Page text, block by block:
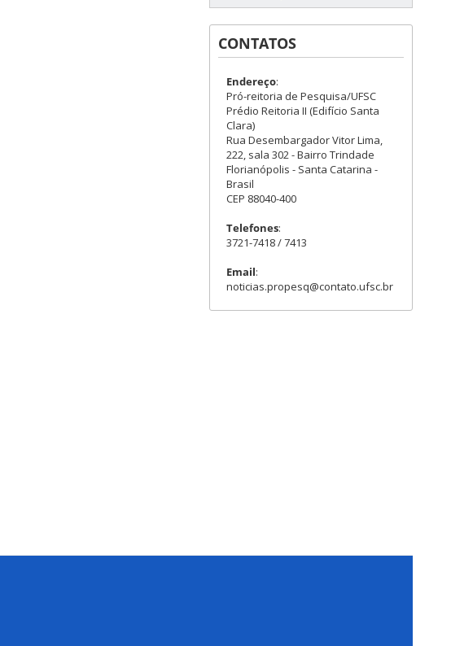
CONTATOS
Endereço:
Pró-reitoria de Pesquisa/UFSC
Prédio Reitoria II (Edifício Santa
Clara)
Rua Desembargador Vitor Lima,
222, sala 302 - Bairro Trindade
Florianópolis - Santa Catarina -
Brasil
CEP 88040-400
Telefones:
3721-7418 / 7413
Email:
noticias.propesq@contato.ufsc.br